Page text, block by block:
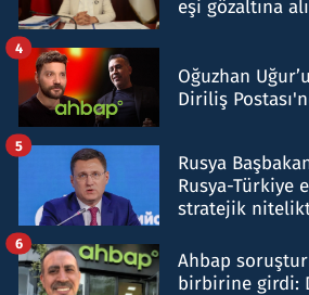
eşi gözaltına
Oğuzhan
Diriliş
4
Rusya
Rusya-Türkiye
stratejik
5
Ahbap
birbirine girdi:
6